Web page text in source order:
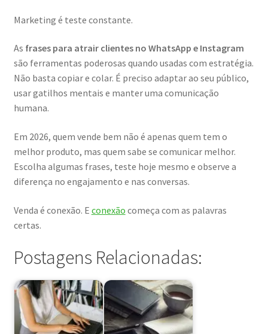
Marketing é teste constante.
As frases para atrair clientes no WhatsApp e Instagram
são ferramentas poderosas quando usadas com estratégia.
Não basta copiar e colar. É preciso adaptar ao seu público,
usar gatilhos mentais e manter uma comunicação
humana.
Em 2026, quem vende bem não é apenas quem tem o
melhor produto, mas quem sabe se comunicar melhor.
Escolha algumas frases, teste hoje mesmo e observe a
diferença no engajamento e nas conversas.
Venda é conexão. E conexão começa com as palavras
certas.
Postagens Relacionadas: